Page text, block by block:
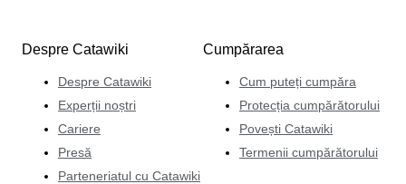
Despre Catawiki
Despre Catawiki
Experții noștri
Cariere
Presă
Parteneriatul cu Catawiki
Cumpărarea
Cum puteți cumpăra
Protecția cumpărătorului
Povești Catawiki
Termenii cumpărătorului